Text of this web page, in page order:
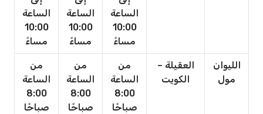
الساعة
10:00
مساءً
الساعة
10:00
مساءً
الساعة
10:00
مساءً
الليوان
مول
العقيلة –
الكويت
من
الساعة
8:00
صباحًا
من
الساعة
8:00
صباحًا
من
الساعة
8:00
صباحًا